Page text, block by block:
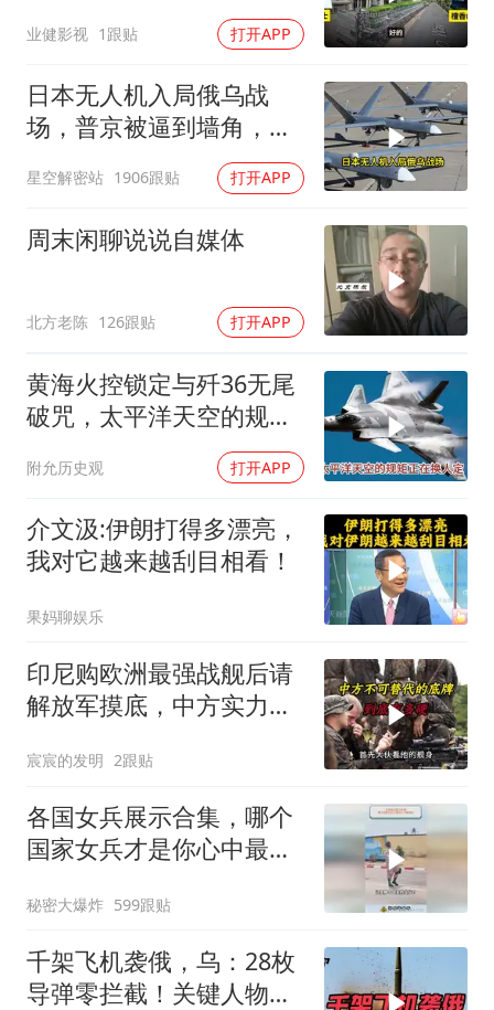
夏日经济乘“热”而上 消费市场向“新”而行
业健影视 1跟贴 打开APP
日本无人机入局俄乌战
场，普京被逼到墙角，这
场仗只剩下死战一条路
星空解密站 1906跟贴 打开APP
周末闲聊说说自媒体
北方老陈 126跟贴 打开APP
黄海火控锁定与歼36无尾
破咒，太平洋天空的规矩
附允历史观 打开APP
介文汲:伊朗打得多漂亮，
我对它越来越刮目相看！
果妈聊娱乐
印尼购欧洲最强战舰后请
解放军摸底，中方实力几
宸宸的发明 2跟贴
各国女兵展示合集，哪个
国家女兵才是你心中最飒
秘密大爆炸 599跟贴
千架飞机袭俄，乌：28枚
导弹零拦截！关键人物被